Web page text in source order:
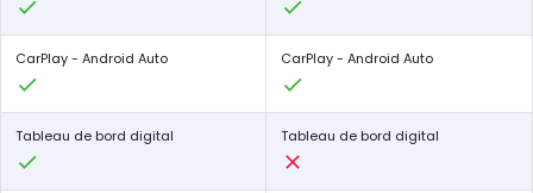
CarPlay - Android Auto CarPlay - Android Auto
Tableau de bord digital Tableau de bord digital